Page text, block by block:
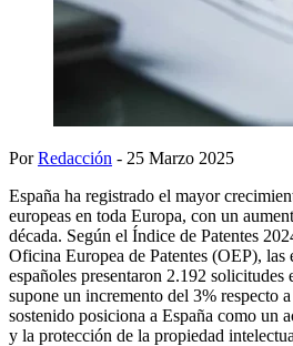
PorRedacción - 25 Marzo 2025
España ha registrado el mayor
europeas en toda Europa, con un
década. Según el Índice de Patentes
Oficina Europea de Patentes (OEP), las
españoles presentaron 2.192 solicitudes
supone un incremento del 3% respecto
sostenido posiciona a España como un
y la protección de la propiedad